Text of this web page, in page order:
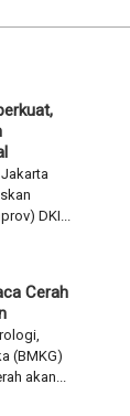
DKI...
Cerah
(BMKG)
akan...